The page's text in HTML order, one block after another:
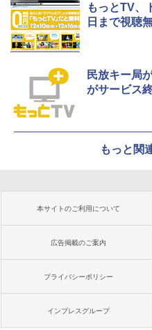
もっとTV、
日まで視聴
民放キー局
がサービス
もっと関
本サイトのご利用について
広告掲載のご案内
プライバシーポリシー
インプレスグループ